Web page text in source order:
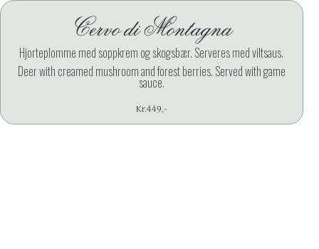
Cervo di Montagna
Hjorteplomme med soppkrem og skogsbær. Serveres med viltsaus.
Deer with creamed mushroom and forest berries. Served with game
sauce.
Kr.449 ,-